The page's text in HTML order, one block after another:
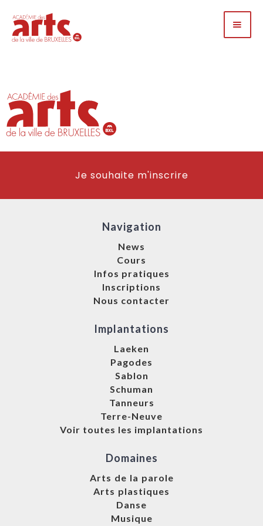
Je souhaite m'inscrire
Navigation
News
Cours
Infos pratiques
Inscriptions
Nous contacter
Implantations
Laeken
Pagodes
Sablon
Schuman
Tanneurs
Terre-Neuve
Voir toutes les implantations
Domaines
Arts de la parole
Arts plastiques
Danse
Musique